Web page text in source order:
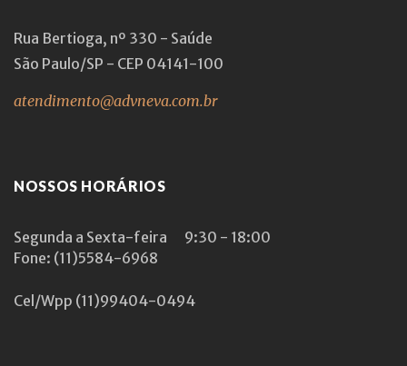
Rua Bertioga, nº 330 - Saúde
São Paulo/SP - CEP 04141-100
atendimento@advneva.com.br
NOSSOS HORÁRIOS
Segunda a Sexta-feira
9:30 - 18:00
Fone: (11)5584-6968
Cel/Wpp (11)99404-0494